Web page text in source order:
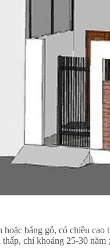
bằng gỗ, có chiều
chỉ khoảng 25-30 năm